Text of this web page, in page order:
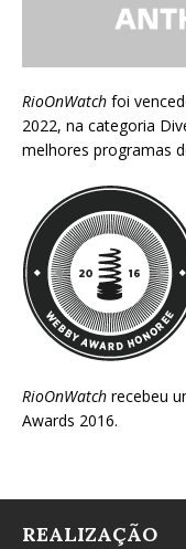
RioOnWatch foi
2022, na categoria
melhores programas
RioOnWatch recebeu
Awards 2016.
REALIZAÇÃO